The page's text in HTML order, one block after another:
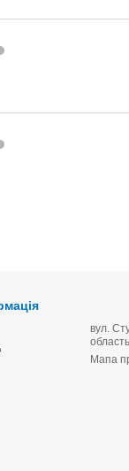
вул.
область
Мапа